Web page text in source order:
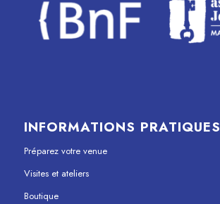
INFORMATIONS PRATIQUES
Préparez votre venue
Visites et ateliers
Boutique